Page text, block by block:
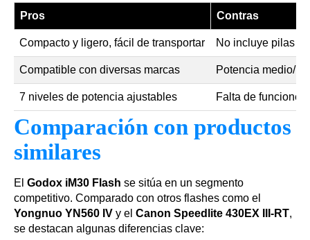
Pros Contras
Compacto y ligero, fácil de transportar No incluye pilas
Compatible con diversas marcas Potencia medio/
7 niveles de potencia ajustables Falta de
Comparación con productos
similares
El Godox iM30 Flash se sitúa en un segmento
competitivo. Comparado con otros flashes como el
Yongnuo YN560 IV y el Canon Speedlite 430EX III-RT,
se destacan algunas diferencias clave: